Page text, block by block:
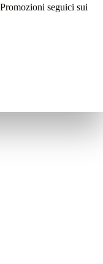
seguici sui